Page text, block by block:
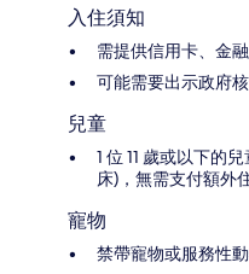
入住須知
需提供信用卡、金
可能需要出示政府
兒童
1 位 11 歲或以下的
床)，無需支付額外
寵物
禁帶寵物或服務性